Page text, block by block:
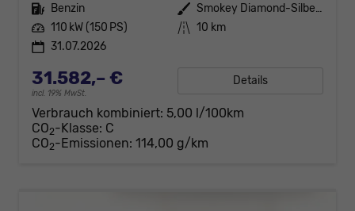
Kraftstoff Benzin Außenfarbe
Smokey Diamond-Silber Metallic
Leistung 110 kW (150 PS) Kilometerstand 10 km
31.07.2026
31.582,– €
incl. 19% MwSt.
Details
Verbrauch kombiniert: 5,00 l/100km
CO2-Klasse: C
CO2-Emissionen: 114,00 g/km